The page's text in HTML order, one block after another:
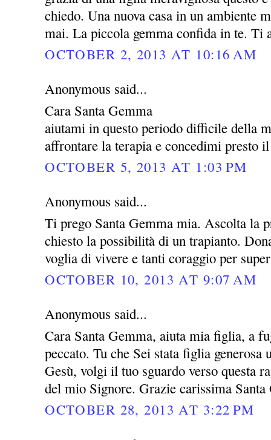
chiedo. Una nuova casa in un ambiente
mai. La piccola gemma confida in te. Ti
OCTOBER 2, 2013 AT 10:16 AM
Anonymous said...
Cara Santa Gemma
aiutami in questo periodo difficile della
affrontare la terapia e concedimi presto
OCTOBER 5, 2013 AT 1:03 PM
Anonymous said...
Ti prego Santa Gemma mia. Ascolta la
chiesto la possibilità di un trapianto.
voglia di vivere e tanti coraggio per
OCTOBER 10, 2013 AT 9:07 AM
Anonymous said...
Cara Santa Gemma, aiuta mia figlia, a
peccato. Tu che Sei stata figlia generosa
Gesù, volgi il tuo sguardo verso questa
del mio Signore. Grazie carissima Santa
OCTOBER 28, 2013 AT 3:22 PM